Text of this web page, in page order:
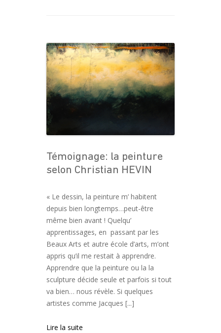
Témoignage: la peinture
selon Christian HEVIN
« Le dessin, la peinture m’ habitent
depuis bien longtemps…peut-être
même bien avant ! Quelqu’
apprentissages, en passant par les
Beaux Arts et autre école d’arts, m’ont
appris qu’il me restait à apprendre.
Apprendre que la peinture ou la la
sculpture décide seule et parfois si tout
va bien… nous révèle. Si quelques
artistes comme Jacques [...]
Lire la suite